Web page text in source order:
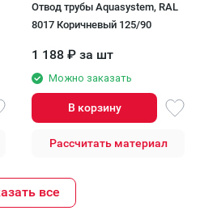
Отвод трубы Aquasystem, RAL
8017 Коричневый 125/90
1 188 ₽ за шт
Можно заказать
В корзину
Рассчитать материал
все